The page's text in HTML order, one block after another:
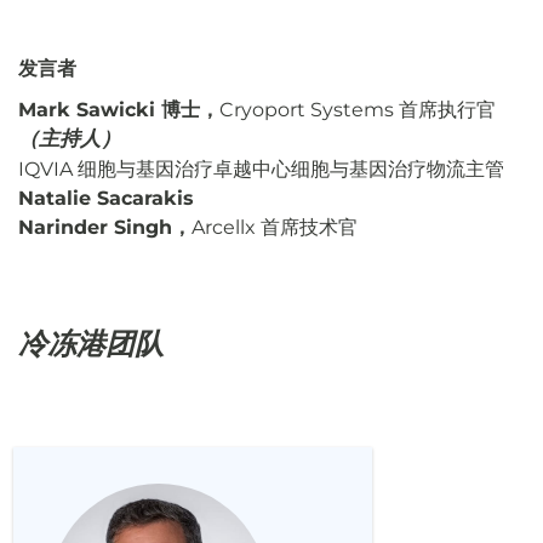
发言者
Mark Sawicki 博士， Cryoport Systems 首席执行官
（主持人）
IQVIA 细胞与基因治疗卓越中心细胞与基因治疗物流主管
Natalie Sacarakis
Narinder Singh， Arcellx 首席技术官
冷冻港团队